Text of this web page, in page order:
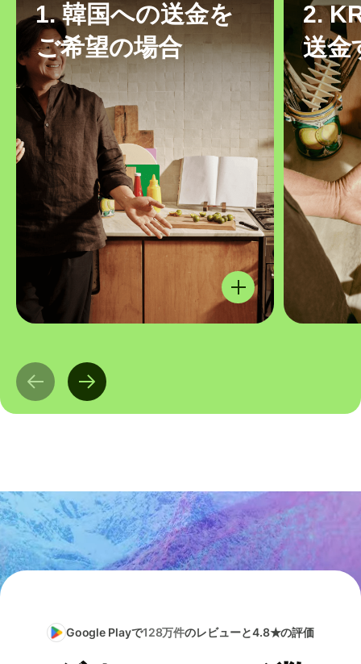
1. 韓国への送金を
ご希望の場合
2.
送金
Google Playで128万件のレビューと4.8★の評価